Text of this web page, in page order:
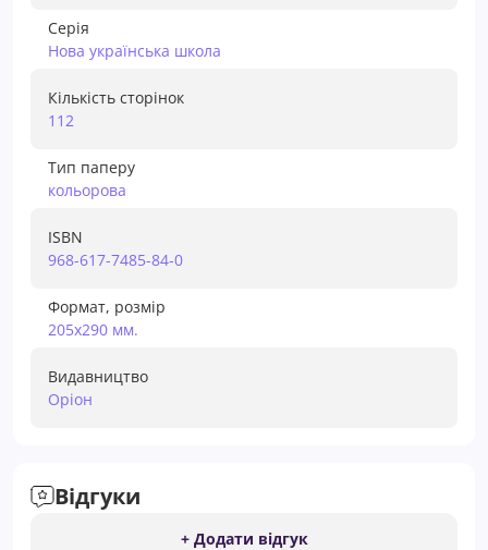
Серія
Нова українська школа
Кількість сторінок
112
Тип паперу
кольорова
ISBN
968-617-7485-84-0
Формат, розмір
205х290 мм.
Видавництво
Оріон
Відгуки
+ Додати відгук